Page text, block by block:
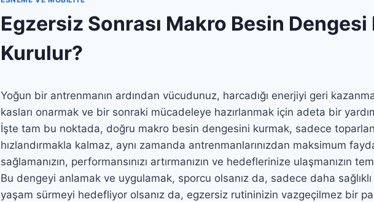
Egzersiz Sonrası Makro Besin Dengesi
Kurulur?
Yoğun bir antrenmanın ardından vücudunuz, harcadığı enerjiyi geri
kasları onarmak ve bir sonraki mücadeleye hazırlanmak için adeta bir
İşte tam bu noktada, doğru makro besin dengesini kurmak, sadece
hızlandırmakla kalmaz, aynı zamanda antrenmanlarınızdan maksimum
sağlamanızın, performansınızı artırmanızın ve hedeflerinize ulaşmanızın
Bu dengeyi anlamak ve uygulamak, sporcu olsanız da, sadece daha
yaşam sürmeyi hedefliyor olsanız da, egzersiz rutininizin vazgeçilmez bir